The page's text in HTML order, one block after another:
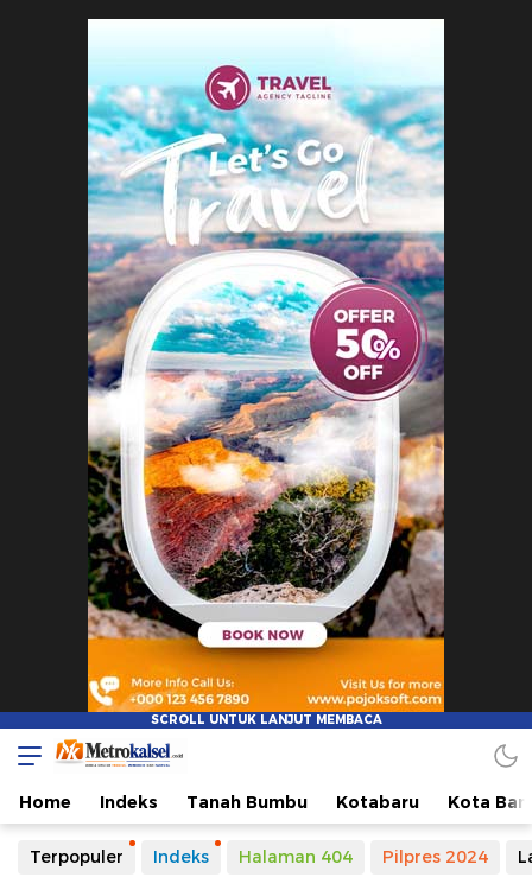
Metro Kalsel
Media Online Terkini, Faktual dan Mendidik
Home Indeks Tanah Bumbu Kotabaru Kota
Terpopuler Indeks Halaman 404 Pilpres 2024